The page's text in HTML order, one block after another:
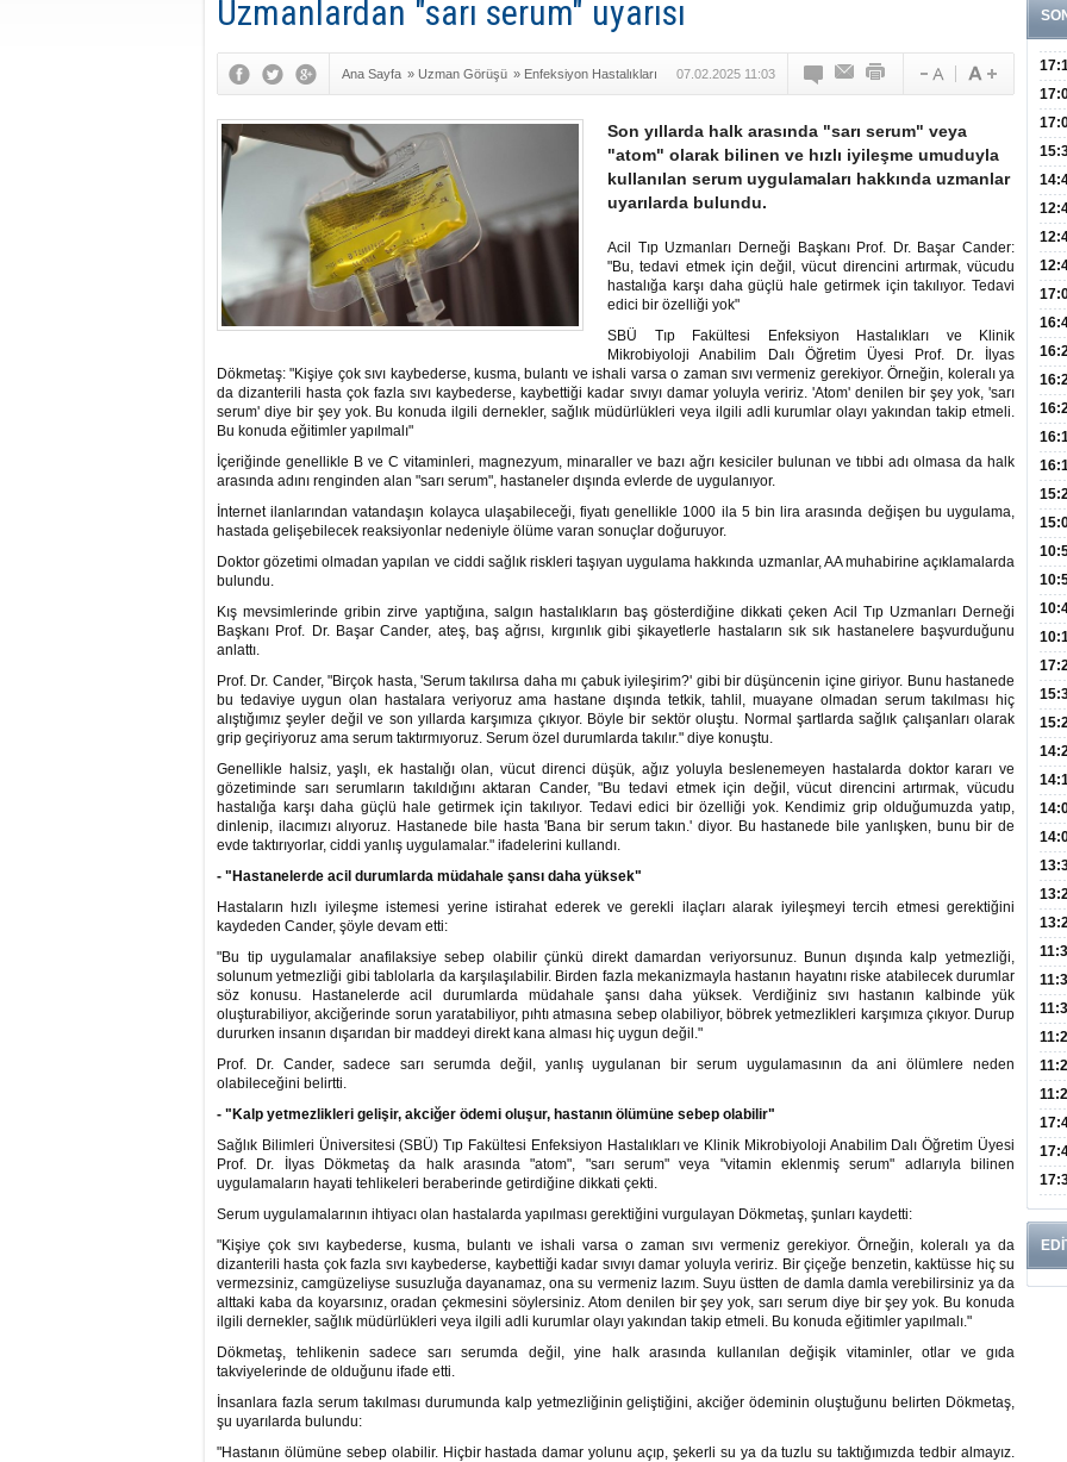
Uzmanlardan "sarı serum" uyarısı
Ana Sayfa » Uzman Görüşü » Enfeksiyon Hastalıkları
ve Klinik Mikrobiyoloji
07.02.2025 11:03
Son yıllarda halk arasında "sarı serum" veya
"atom" olarak bilinen ve hızlı iyileşme umuduyla
kullanılan serum uygulamaları hakkında uzmanlar
uyarılarda bulundu.
Acil Tıp Uzmanları Derneği Başkanı Prof. Dr. Başar Cander:
"Bu, tedavi etmek için değil, vücut direncini artırmak, vücudu
hastalığa karşı daha güçlü hale getirmek için takılıyor. Tedavi
edici bir özelliği yok"
SBÜ Tıp Fakültesi Enfeksiyon Hastalıkları ve Klinik
Mikrobiyoloji Anabilim Dalı Öğretim Üyesi Prof. Dr. İlyas
Dökmetaş: "Kişiye çok sıvı kaybederse, kusma, bulantı ve ishali varsa o zaman sıvı vermeniz gerekiyor. Örneğin, koleralı ya
da dizanterili hasta çok fazla sıvı kaybederse, kaybettiği kadar sıvıyı damar yoluyla veririz. 'Atom' denilen bir şey yok, 'sarı
serum' diye bir şey yok. Bu konuda ilgili dernekler, sağlık müdürlükleri veya ilgili adli kurumlar olayı yakından takip etmeli.
Bu konuda eğitimler yapılmalı"
İçeriğinde genellikle B ve C vitaminleri, magnezyum, minaraller ve bazı ağrı kesiciler bulunan ve tıbbi adı olmasa da halk
arasında adını renginden alan "sarı serum", hastaneler dışında evlerde de uygulanıyor.
İnternet ilanlarından vatandaşın kolayca ulaşabileceği, fiyatı genellikle 1000 ila 5 bin lira arasında değişen bu uygulama,
hastada gelişebilecek reaksiyonlar nedeniyle ölüme varan sonuçlar doğuruyor.
Doktor gözetimi olmadan yapılan ve ciddi sağlık riskleri taşıyan uygulama hakkında uzmanlar, AA muhabirine açıklamalarda
bulundu.
Kış mevsimlerinde gribin zirve yaptığına, salgın hastalıkların baş gösterdiğine dikkati çeken Acil Tıp Uzmanları Derneği
Başkanı Prof. Dr. Başar Cander, ateş, baş ağrısı, kırgınlık gibi şikayetlerle hastaların sık sık hastanelere başvurduğunu
anlattı.
Prof. Dr. Cander, "Birçok hasta, 'Serum takılırsa daha mı çabuk iyileşirim?' gibi bir düşüncenin içine giriyor. Bunu hastanede
bu tedaviye uygun olan hastalara veriyoruz ama hastane dışında tetkik, tahlil, muayane olmadan serum takılması hiç
alıştığımız şeyler değil ve son yıllarda karşımıza çıkıyor. Böyle bir sektör oluştu. Normal şartlarda sağlık çalışanları olarak
grip geçiriyoruz ama serum taktırmıyoruz. Serum özel durumlarda takılır." diye konuştu.
Genellikle halsiz, yaşlı, ek hastalığı olan, vücut direnci düşük, ağız yoluyla beslenemeyen hastalarda doktor kararı ve
gözetiminde sarı serumların takıldığını aktaran Cander, "Bu tedavi etmek için değil, vücut direncini artırmak, vücudu
hastalığa karşı daha güçlü hale getirmek için takılıyor. Tedavi edici bir özelliği yok. Kendimiz grip olduğumuzda yatıp,
dinlenip, ilacımızı alıyoruz. Hastanede bile hasta 'Bana bir serum takın.' diyor. Bu hastanede bile yanlışken, bunu bir de
evde taktırıyorlar, ciddi yanlış uygulamalar." ifadelerini kullandı.
- "Hastanelerde acil durumlarda müdahale şansı daha yüksek"
Hastaların hızlı iyileşme istemesi yerine istirahat ederek ve gerekli ilaçları alarak iyileşmeyi tercih etmesi gerektiğini
kaydeden Cander, şöyle devam etti:
"Bu tip uygulamalar anafilaksiye sebep olabilir çünkü direkt damardan veriyorsunuz. Bunun dışında kalp yetmezliği,
solunum yetmezliği gibi tablolarla da karşılaşılabilir. Birden fazla mekanizmayla hastanın hayatını riske atabilecek durumlar
söz konusu. Hastanelerde acil durumlarda müdahale şansı daha yüksek. Verdiğiniz sıvı hastanın kalbinde yük
oluşturabiliyor, akciğerinde sorun yaratabiliyor, pıhtı atmasına sebep olabiliyor, böbrek yetmezlikleri karşımıza çıkıyor. Durup
dururken insanın dışarıdan bir maddeyi direkt kana alması hiç uygun değil."
Prof. Dr. Cander, sadece sarı serumda değil, yanlış uygulanan bir serum uygulamasının da ani ölümlere neden
olabileceğini belirtti.
- "Kalp yetmezlikleri gelişir, akciğer ödemi oluşur, hastanın ölümüne sebep olabilir"
Sağlık Bilimleri Üniversitesi (SBÜ) Tıp Fakültesi Enfeksiyon Hastalıkları ve Klinik Mikrobiyoloji Anabilim Dalı Öğretim Üyesi
Prof. Dr. İlyas Dökmetaş da halk arasında "atom", "sarı serum" veya "vitamin eklenmiş serum" adlarıyla bilinen
uygulamaların hayati tehlikeleri beraberinde getirdiğine dikkati çekti.
Serum uygulamalarının ihtiyacı olan hastalarda yapılması gerektiğini vurgulayan Dökmetaş, şunları kaydetti:
"Kişiye çok sıvı kaybederse, kusma, bulantı ve ishali varsa o zaman sıvı vermeniz gerekiyor. Örneğin, koleralı ya da
dizanterili hasta çok fazla sıvı kaybederse, kaybettiği kadar sıvıyı damar yoluyla veririz. Bir çiçeğe benzetin, kaktüsse hiç su
vermezsiniz, camgüzeliyse susuzluğa dayanamaz, ona su vermeniz lazım. Suyu üstten de damla damla verebilirsiniz ya da
alttaki kaba da koyarsınız, oradan çekmesini söylersiniz. Atom denilen bir şey yok, sarı serum diye bir şey yok. Bu konuda
ilgili dernekler, sağlık müdürlükleri veya ilgili adli kurumlar olayı yakından takip etmeli. Bu konuda eğitimler yapılmalı."
Dökmetaş, tehlikenin sadece sarı serumda değil, yine halk arasında kullanılan değişik vitaminler, otlar ve gıda
takviyelerinde de olduğunu ifade etti.
İnsanlara fazla serum takılması durumunda kalp yetmezliğinin geliştiğini, akciğer ödeminin oluştuğunu belirten Dökmetaş,
şu uyarılarda bulundu:
"Hastanın ölümüne sebep olabilir. Hiçbir hastada damar yolunu açıp, şekerli su ya da tuzlu su taktığımızda tedbir almayız.
Ve
10
Aldı
Bini
Bağ
İlk
300
3,5